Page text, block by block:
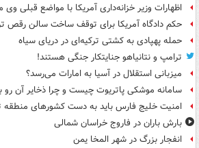
اظهارات وزیر خزانه‌داری آمریکا با مواضع قبلی
حکم دادگاه آمریکا برای توقف ساخت سالن رقص
حمله پهپادی به کشتی ترکیه‌ای در دریای سیاه
ترامپ و نتانیاهو جنایتکار جنگی هستند!
میزبانی استقلال در آسیا به امارات می‌رسد؟
سامانه موشکی پاتریوت چیست و چرا ذخایر آن رو
امنیت خلیج فارس باید به دست کشورهای منطقه
بارش باران در فاروج خراسان شمالی
انفجار بزرگ در شهر المخا یمن